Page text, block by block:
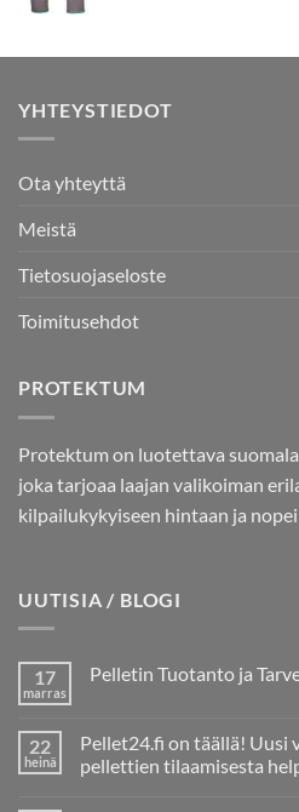
YHTEYSTIEDOT
Ota yhteyttä
Meistä
Tietosuojaseloste
Toimitusehdot
PROTEKTUM
Protektum on luotettava
joka tarjoaa laajan valikoiman
kilpailukykyiseen hintaan ja
UUTISIA / BLOGI
17
marras
Pelletin Tuotanto ja
Pelletin
Tuotanto
ja
22
heinä
Pellet24.fi on täällä! Uusi
pellettien tilaamisesta